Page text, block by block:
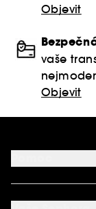
Objevit
vaše
Objevit
FAQ
Podmínky